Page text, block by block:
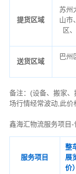
提货区域
苏州
山市
区
送货区域
巴州
备注： (设备、搬家
场行情经常波动,此价
鑫海汇物流服务项目-
服务项目
整
展
价